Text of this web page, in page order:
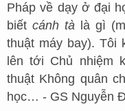
Pháp về dạy ở đại
biết cánh tà là gì
thuật máy bay). Tôi
lên tới Chủ nhiệm
thuật Không quân
học… - GS Nguyễn